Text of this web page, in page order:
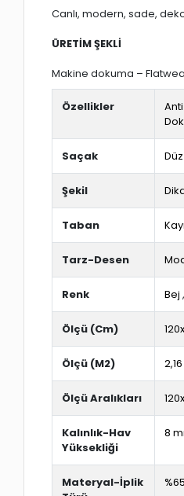
Canlı, modern, sade,
ÜRETİM ŞEKLİ
Makine dokuma –
Özellikler
Saçak
Şekil
Taban
Tarz-Desen
Renk Bej
Ölçü (Cm)
Ölçü (M2)
Ölçü Aralıkları
Kalınlık-Hav
Yüksekliği
8
Materyal-İplik